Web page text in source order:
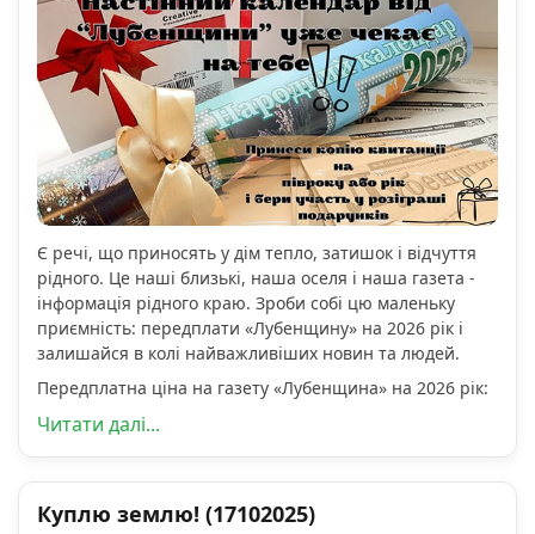
Є речі, що приносять у дім тепло, затишок і відчуття
рідного. Це наші близькі, наша оселя і наша газета -
інформація рідного краю. Зроби собі цю маленьку
приємність: передплати «Лубенщину» на 2026 рік і
залишайся в колі найважливіших новин та людей.
Передплатна ціна на газету «Лубенщина» на 2026 рік:
Читати далі...
Куплю землю! (17102025)